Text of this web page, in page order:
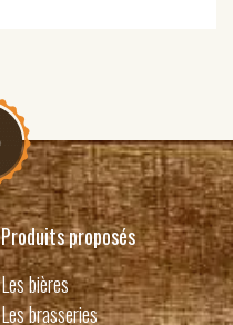
Produits proposés
Les bières
Les brasseries